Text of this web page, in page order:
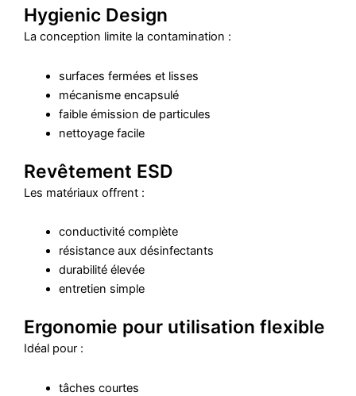
Hygienic Design
La conception limite la contamination :
surfaces fermées et lisses
mécanisme encapsulé
faible émission de particules
nettoyage facile
Revêtement ESD
Les matériaux offrent :
conductivité complète
résistance aux désinfectants
durabilité élevée
entretien simple
Ergonomie pour utilisation flexible
Idéal pour :
tâches courtes